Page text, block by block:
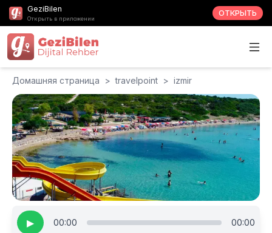
GeziBilen
Открыть в приложении
ОТКРЫТЬ
Домашняя страница > travelpoint > izmir
▶ 00:00 00:00